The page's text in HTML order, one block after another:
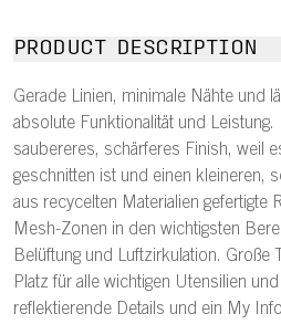
PRODUCT DESCRIPTION
Gerade Linien, minimale Nähte und
absolute Funktionalität und Leistung.
saubereres, schärferes Finish, weil
geschnitten ist und einen kleineren,
aus recycelten Materialien gefertigte
Mesh-Zonen in den wichtigsten
Belüftung und Luftzirkulation. Große
Platz für alle wichtigen Utensilien
reflektierende Details und ein My